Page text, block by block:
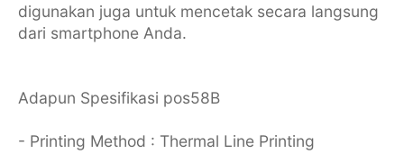
digunakan juga untuk mencetak secara langsung
dari smartphone Anda.
Adapun Spesifikasi pos58B
- Printing Method : Thermal Line Printing